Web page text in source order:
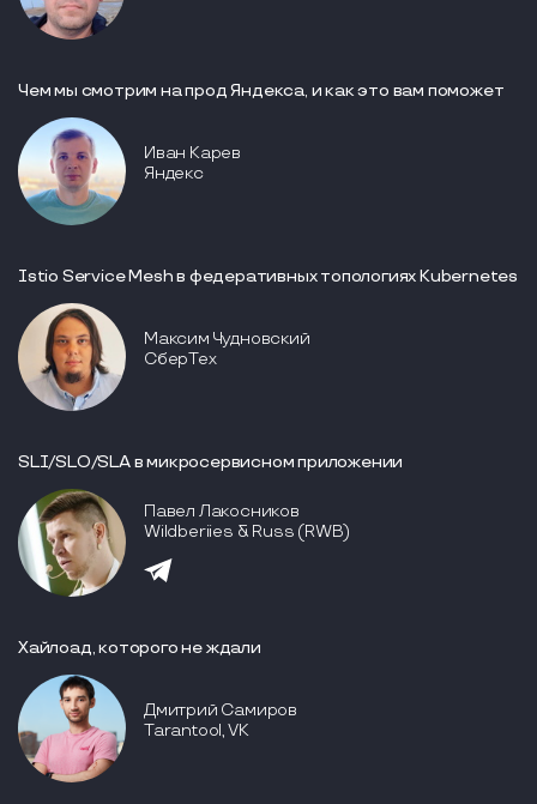
Чем мы смотрим на прод Яндекса, и как это вам поможет
Иван Карев
Яндекс
Istio Service Mesh в федеративных топологиях Kubernetes
Максим Чудновский
СберТех
SLI/SLO/SLA в микросервисном приложении
Павел Лакосников
Wildberiies & Russ (RWB)
Хайлоад, которого не ждали
Дмитрий Самиров
Tarantool, VK